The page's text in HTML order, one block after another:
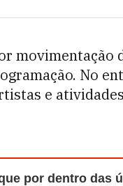
movimentação
No
e
por dentro das